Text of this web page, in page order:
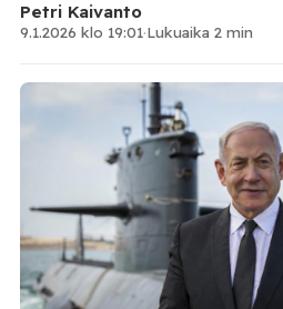
Petri Kaivanto
9.1.2026 klo 19:01·Lukuaika 2 min